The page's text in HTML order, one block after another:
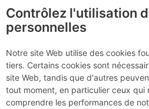
Piz Lagalb :
sul versante
2017
Contrôlez l'utilisation
personnelles
Notre site Web utilise des cookies
tiers. Certains cookies sont
site Web, tandis que d'autres
tout moment, en particulier ceux qui
comprendre les performances de